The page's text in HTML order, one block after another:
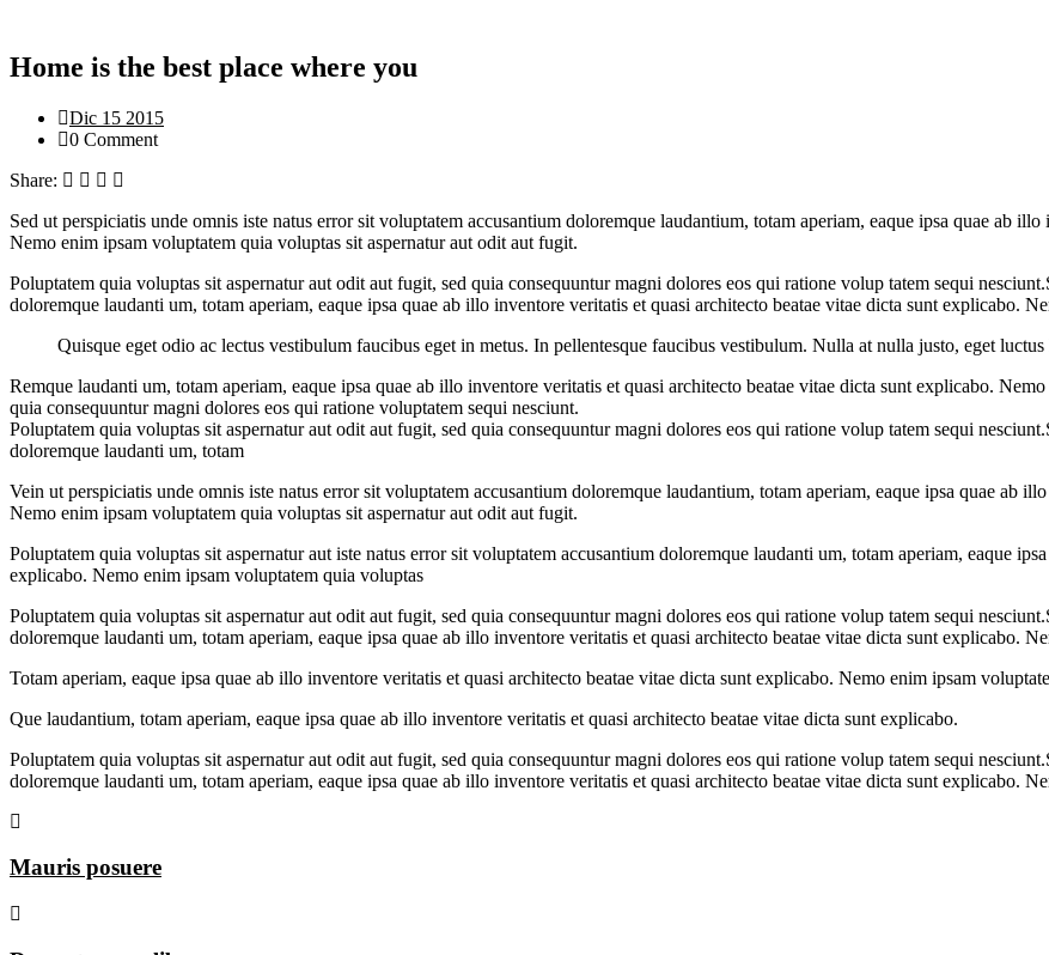
Home is the best place where you
Dic 15 2015
0 Comment
Share:
Sed ut perspiciatis unde omnis iste natus error sit voluptatem accusantium doloremque laudantium, totam aperiam, eaque ipsa quae ab
Nemo enim ipsam voluptatem quia voluptas sit aspernatur aut odit aut fugit.
Poluptatem quia voluptas sit aspernatur aut odit aut fugit, sed quia consequuntur magni dolores eos qui ratione volup tatem sequi
doloremque laudanti um, totam aperiam, eaque ipsa quae ab illo inventore veritatis et quasi architecto beatae vitae dicta sunt explicabo.
Quisque eget odio ac lectus vestibulum faucibus eget in metus. In pellentesque faucibus vestibulum. Nulla at nulla justo, eget luctus
Remque laudanti um, totam aperiam, eaque ipsa quae ab illo inventore veritatis et quasi architecto beatae vitae dicta sunt explicabo.
quia consequuntur magni dolores eos qui ratione voluptatem sequi nesciunt.
Poluptatem quia voluptas sit aspernatur aut odit aut fugit, sed quia consequuntur magni dolores eos qui ratione volup tatem sequi
doloremque laudanti um, totam
Vein ut perspiciatis unde omnis iste natus error sit voluptatem accusantium doloremque laudantium, totam aperiam, eaque ipsa quae ab
Nemo enim ipsam voluptatem quia voluptas sit aspernatur aut odit aut fugit.
Poluptatem quia voluptas sit aspernatur aut iste natus error sit voluptatem accusantium doloremque laudanti um, totam aperiam, eaque
explicabo. Nemo enim ipsam voluptatem quia voluptas
Poluptatem quia voluptas sit aspernatur aut odit aut fugit, sed quia consequuntur magni dolores eos qui ratione volup tatem sequi
doloremque laudanti um, totam aperiam, eaque ipsa quae ab illo inventore veritatis et quasi architecto beatae vitae dicta sunt explicabo.
Totam aperiam, eaque ipsa quae ab illo inventore veritatis et quasi architecto beatae vitae dicta sunt explicabo. Nemo enim ipsam
Que laudantium, totam aperiam, eaque ipsa quae ab illo inventore veritatis et quasi architecto beatae vitae dicta sunt explicabo.
Poluptatem quia voluptas sit aspernatur aut odit aut fugit, sed quia consequuntur magni dolores eos qui ratione volup tatem sequi
doloremque laudanti um, totam aperiam, eaque ipsa quae ab illo inventore veritatis et quasi architecto beatae vitae dicta sunt explicabo.
Mauris posuere